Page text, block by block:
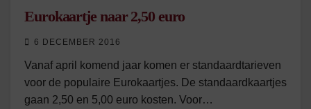
Eurokaartje naar 2,50 euro
6 DECEMBER 2016
Vanaf april komend jaar komen er standaardtarieven
voor de populaire Eurokaartjes. De standaardkaartjes
gaan 2,50 en 5,00 euro kosten. Voor…